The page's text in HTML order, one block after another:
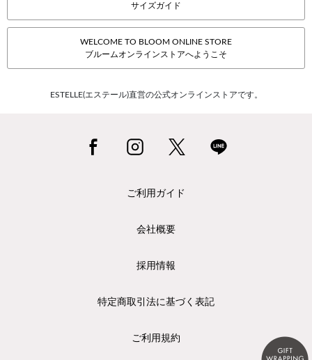
サイズガイド
WELCOME TO BLOOM ONLINE STORE
ブルームオンラインストアへようこそ
ESTELLE(エステール)直営の公式オンラインストアです。
ご利用ガイド
会社概要
採用情報
特定商取引法に基づく表記
ご利用規約